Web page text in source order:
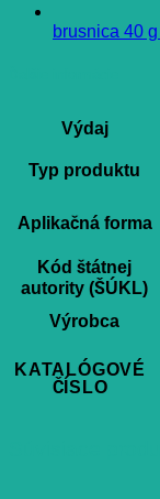
brusnica 40 g
Výdaj
Typ produktu
Aplikačná forma
Kód štátnej
autority (ŠÚKL)
Výrobca
KATALÓGOVÉ
ČÍSLO